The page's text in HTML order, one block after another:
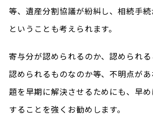
等、遺産分割協議が紛糾し、相続手
ということも考えられます。
寄与分が認められるのか、認められ
認められるものなのか等、不明点が
題を早期に解決させるためにも、早
することを強くお勧めします。